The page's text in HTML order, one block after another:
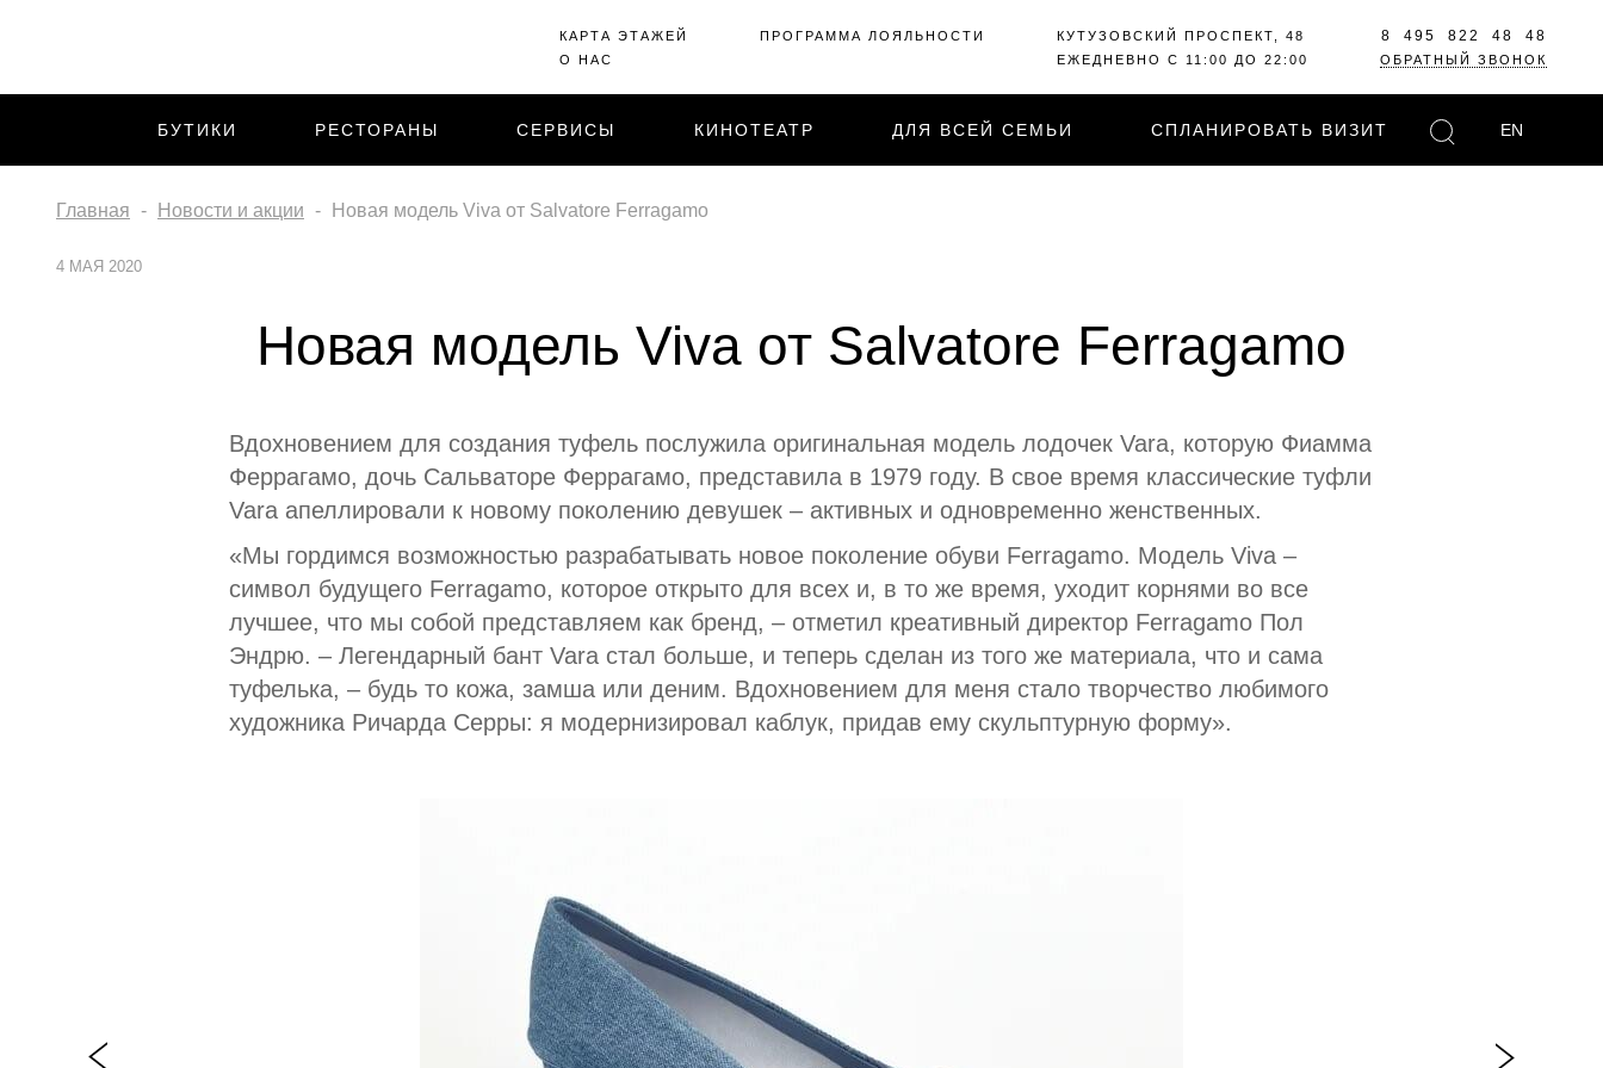
КАРТА ЭТАЖЕЙ
О НАС
ПРОГРАММА ЛОЯЛЬНОСТИ
КУТУЗОВСКИЙ ПРОСПЕКТ, 48
ЕЖЕДНЕВНО С 11:00 ДО 22:00
8 495 822 48 48
ОБРАТНЫЙ ЗВОНОК
БУТИКИ РЕСТОРАНЫ СЕРВИСЫ КИНОТЕАТР ДЛЯ ВСЕЙ СЕМЬИ СПЛАНИРОВАТЬ ВИЗИТ EN
Главная Новости и акции Новая модель Viva от Salvatore Ferragamo
4 МАЯ 2020
Новая модель Viva от Salvatore Ferragamo
Вдохновением для создания туфель послужила оригинальная модель лодочек Vara, которую Фиамма
Феррагамо, дочь Сальваторе Феррагамо, представила в 1979 году. В свое время классические туфли
Vara апеллировали к новому поколению девушек – активных и одновременно женственных.
«Мы гордимся возможностью разрабатывать новое поколение обуви Ferragamo. Модель Viva –
символ будущего Ferragamo, которое открыто для всех и, в то же время, уходит корнями во все
лучшее, что мы собой представляем как бренд, – отметил креативный директор Ferragamo Пол
Эндрю. – Легендарный бант Vara стал больше, и теперь сделан из того же материала, что и сама
туфелька, – будь то кожа, замша или деним. Вдохновением для меня стало творчество любимого
художника Ричарда Серры: я модернизировал каблук, придав ему скульптурную форму».